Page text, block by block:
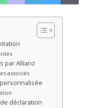
par Allianz
associés
déclaration